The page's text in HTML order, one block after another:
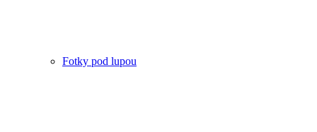
Fotky pod lupou